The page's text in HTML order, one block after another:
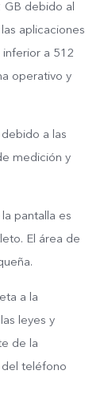
GB debido al
aplicaciones
a 512
operativo y
a las
medición y
pantalla es
El área de
a la
leyes y
de la
teléfono